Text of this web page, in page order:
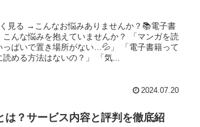
見る →こんなお悩みありませんか？📚電子書
んな悩みを抱えていませんか？ 「マンガを読
っぱいで置き場所がない…💦」 「電子書籍って
める方法はないの？」 「気...
2024.07.20
は？サービス内容と評判を徹底紹